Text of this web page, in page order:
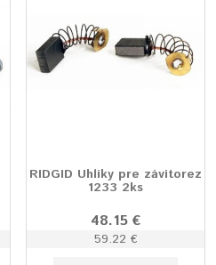
RIDGID Uhlíky pre závitorez
1233 2ks
48.15 €
59.22 €